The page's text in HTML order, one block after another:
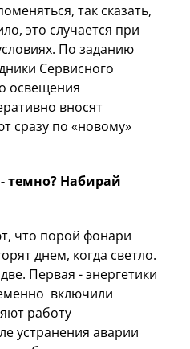
так сказать,
это случается при
По заданию
Сервисного
освещения
вносят
сразу по «новому»
темно? Набирай
что порой фонари
днем, когда светло.
Первая - энергетики
включили
работу
устранения аварии